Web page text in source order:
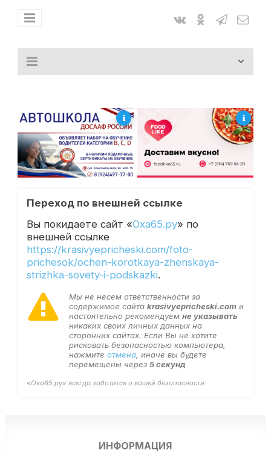
Переход по внешней ссылке
Вы покидаете сайт «Оха65.ру» по
внешней ссылке
https://krasivyepricheski.com/foto-
prichesok/ochen-korotkaya-zhenskaya-
strizhka-sovety-i-podskazki.
Мы не несем ответственности за
содержимое сайта krasivyepricheski.comи
настоятельно рекомендуем не указывать
никаких своих личных данных на
сторонних сайтах. Если Вы не хотите
рисковать безопасностью компьютера,
нажмите отмена, иначе вы будете
перемещены через 5секунд
«Оха65.ру» всегда заботится о вашей безопасности.
ИНФОРМАЦИЯ